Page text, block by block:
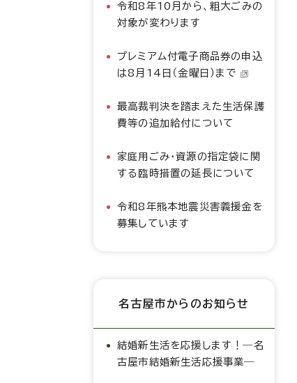
令和8年10月から、粗大ごみの
対象が変わります
プレミアム付電子商品券の申込
は8月14日（金曜日）まで
最高裁判決を踏まえた生活保護
費等の追加給付について
家庭用ごみ・資源の指定袋に関
する臨時措置の延長について
令和8年熊本地震災害義援金を
募集しています
名古屋市からのお知らせ
結婚新生活を応援します！―名
古屋市結婚新生活応援事業―